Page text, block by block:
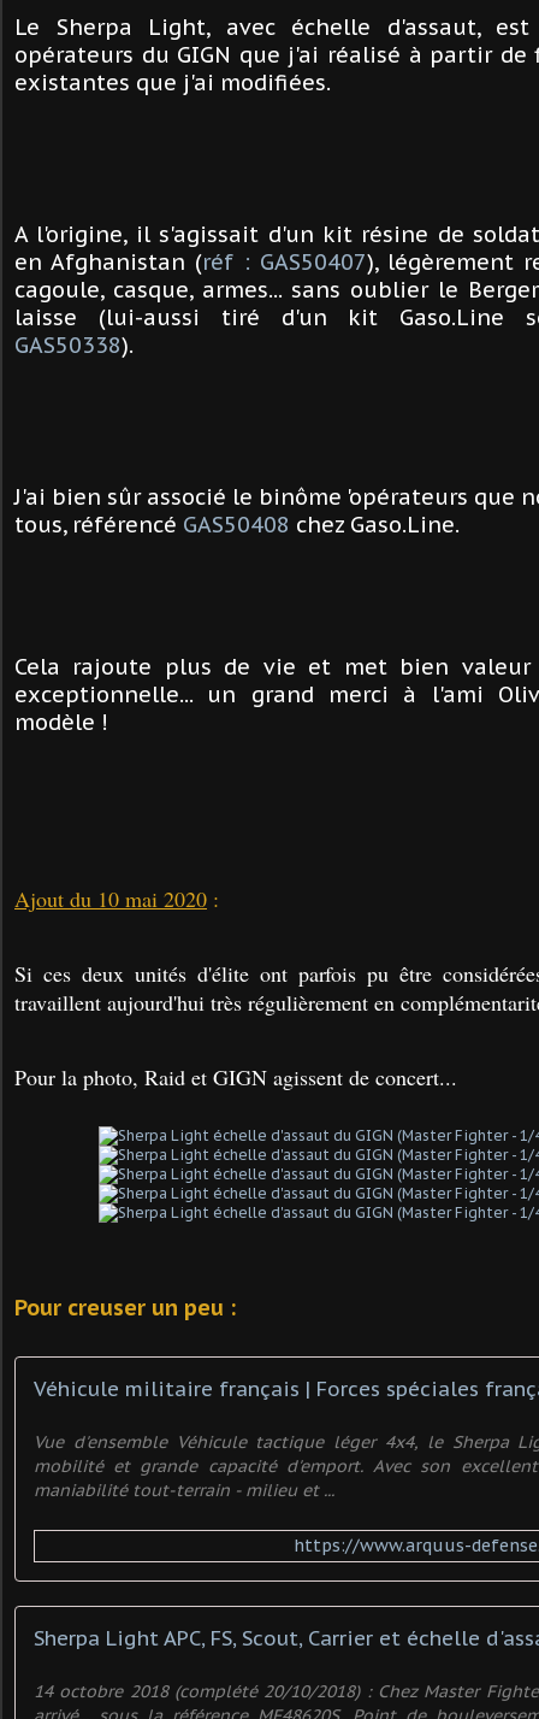
Le Sherpa Light, avec échelle d'assaut,
opérateurs du GIGN que j'ai réalisé à partir de
existantes que j'ai modifiées.
A l'origine, il s'agissait d'un kit résine de
en Afghanistan (réf : GAS50407), légèrement
cagoule, casque, armes... sans oublier le
laisse (lui-aussi tiré d'un kit Gaso.Line
GAS50338).
J'ai bien sûr associé le binôme 'opérateurs que
tous, référencé GAS50408 chez Gaso.Line.
Cela rajoute plus de vie et met bien
exceptionnelle... un grand merci à l'ami
modèle !
Ajout du 10 mai 2020 :
Si ces deux unités d'élite ont parfois pu être
travaillent aujourd'hui très régulièrement en
Pour la photo, Raid et GIGN agissent de concert...
Pour creuser un peu :
Véhicule militaire français | Forces spéciales
Vue d'ensemble Véhicule tactique léger 4x4, le Sherpa
mobilité et grande capacité d'emport. Avec son
maniabilité tout-terrain - milieu et ...
https://www.arquus-
14 octobre 2018 (complété 20/10/2018) : Chez Master